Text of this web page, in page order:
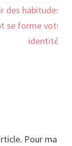
des habitudes :
se forme votre
identité ?
Pour ma